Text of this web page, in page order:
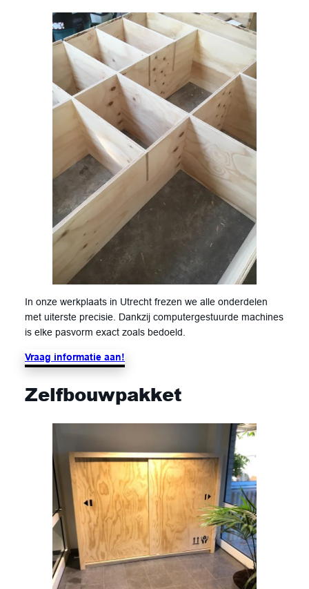
In onze werkplaats in Utrecht frezen we alle onderdelen
met uiterste precisie. Dankzij computergestuurde machines
is elke pasvorm exact zoals bedoeld.
Vraag informatie aan!
Zelfbouwpakket